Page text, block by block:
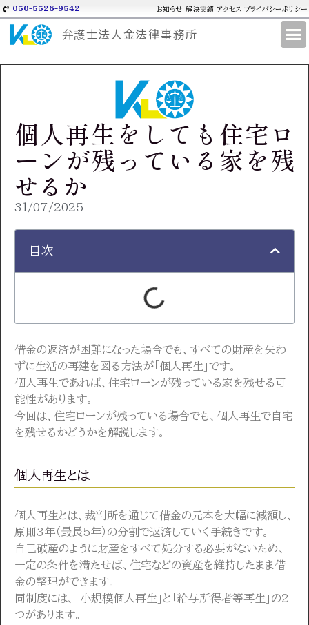
050-5526-9542 お知らせ 解決実績 アクセス プライバシーポリシー
弁護士法人金法律事務所
個人再生をしても住宅ロ
ーンが残っている家を残
せるか
31/07/2025
目次
借金の返済が困難になった場合でも、すべての財産を失わ
ずに生活の再建を図る方法が「個人再生」です。
個人再生であれば、住宅ローンが残っている家を残せる可
能性があります。
今回は、住宅ローンが残っている場合でも、個人再生で自宅
を残せるかどうかを解説します。
個人再生とは
個人再生とは、裁判所を通じて借金の元本を大幅に減額し、
原則3年（最長5年）の分割で返済していく手続きです。
自己破産のように財産をすべて処分する必要がないため、
一定の条件を満たせば、住宅などの資産を維持したまま借
金の整理ができます。
同制度には、「小規模個人再生」と「給与所得者等再生」の2
つがあります。